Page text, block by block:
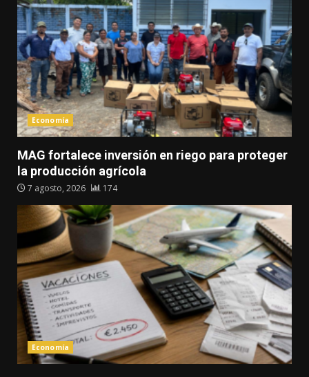
Economía
MAG fortalece inversión en riego para proteger
la producción agrícola
7 agosto, 2026 174
Economía